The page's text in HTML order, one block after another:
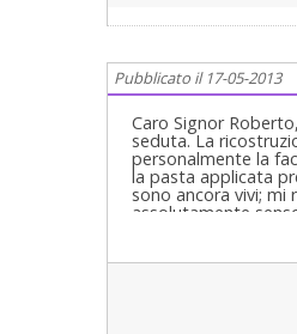
Pubblicato il 17-05-2013
Caro Signor
seduta. La
personalmente la
la pasta applicata
sono ancora vivi;
assolutamente
solo di una
"necrotizzare
stessero così ed
tutto e se stessero
abusivo! Si informi!
degli Odontoiatri)